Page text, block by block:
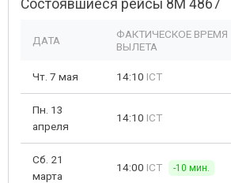
Состоявшиеся рейсы 8M 4867
ДАТА
ФАКТИЧЕСКОЕ ВРЕМЯ
ВЫЛЕТА
Чт. 7 мая 14:10 ICT
Пн. 13
апреля
14:10 ICT
Сб. 21
марта
14:00 ICT -10 мин.